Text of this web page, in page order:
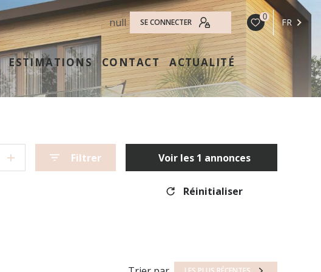
null SE CONNECTER
0 FR
ESTIMATIONS CONTACT ACTUALITÉ
Filtrer Voir les 1 annonces
Réinitialiser